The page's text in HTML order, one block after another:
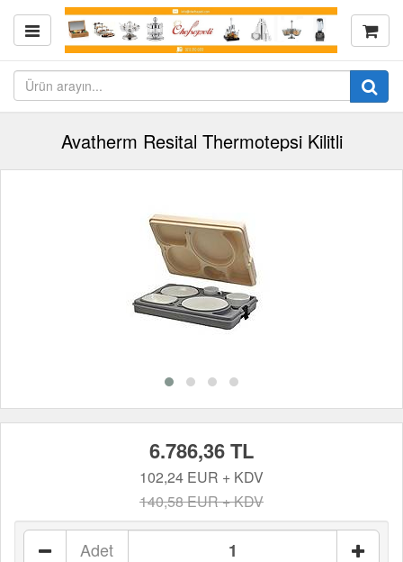
Avatherm Resital Thermotepsi Kilitli
6.786,36 TL
102,24 EUR + KDV
140,58 EUR + KDV
Adet